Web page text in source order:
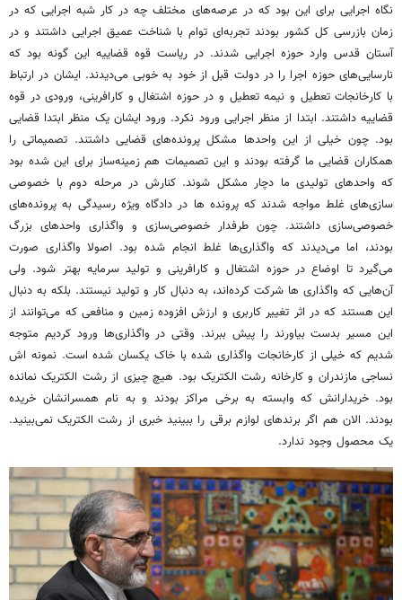
نگاه اجرایی برای این بود که در عرصه‌های مختلف چه در کار شبه اجرایی که در
زمان بازرسی کل کشور بودند تجربه‌ای توام با شناخت عمیق اجرایی داشتند و در
آستان قدس وارد حوزه اجرایی شدند. در ریاست قوه قضاییه این گونه بود که
نارسایی‌های حوزه اجرا را در دولت قبل از خود به خوبی می‌دیدند. ایشان در ارتباط
با کارخانجات تعطیل و نیمه تعطیل و در حوزه اشتغال و کارافرینی، ورودی در قوه
قضاییه داشتند. ابتدا از منظر اجرایی ورود نکرد. ورود ایشان یک منظر ابتدا قضایی
بود. چون خیلی از این واحدها مشکل پرونده‌های قضایی داشتند. تصمیماتی را
همکاران قضایی ما گرفته بودند و این تصمیمات هم زمینه‌ساز برای این شده بود
که واحدهای تولیدی ما دچار مشکل شوند. کنارش در مرحله دوم با خصوصی
سازی‌های غلط مواجه شدند که پرونده ها در دادگاه ویژه رسیدگی به پرونده‌های
خصوصی‌سازی داشتند. چون طرفدار خصوصی‌سازی و واگذاری واحدهای بزرگ
بودند، اما می‌دیدند که واگذاری‌ها غلط انجام شده بود. اصولا واگذاری صورت
می‌گیرد تا اوضاع در حوزه اشتغال و کارافرینی و تولید سرمایه بهتر شود. ولی
آن‌هایی که واگذاری ها شرکت کرده‌اند، به دنبال کار و تولید نیستند. بلکه به دنبال
این هستند که در اثر تغییر کاربری و ارزش افزوده زمین و منافعی که می‌توانند از
این مسیر بدست بیاورند را پیش ببرند. وقتی در واگذاری‌ها ورود کردیم متوجه
شدیم که خیلی از کارخانجات واگذاری شده با خاک یکسان شده است. نمونه اش
نساجی مازندران و کارخانه رشت الکتریک بود. هیچ چیزی از رشت الکتریک نمانده
بود. خریدارانش که وابسته به برخی مراکز بودند و به نام همسرانشان خریده
بودند. الان هم اگر برندهای لوازم برقی را ببینید خبری از رشت الکتریک نمی‌بینید.
یک محصول وجود ندارد.